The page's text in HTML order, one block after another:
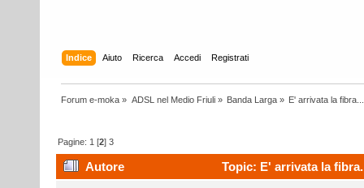
Indice Aiuto Ricerca Accedi Registrati
Forum e-moka » ADSL nel Medio Friuli» Banda Larga» E' arrivata la
Pagine: 1 [2]3
Autore Topic: E' arrivata la